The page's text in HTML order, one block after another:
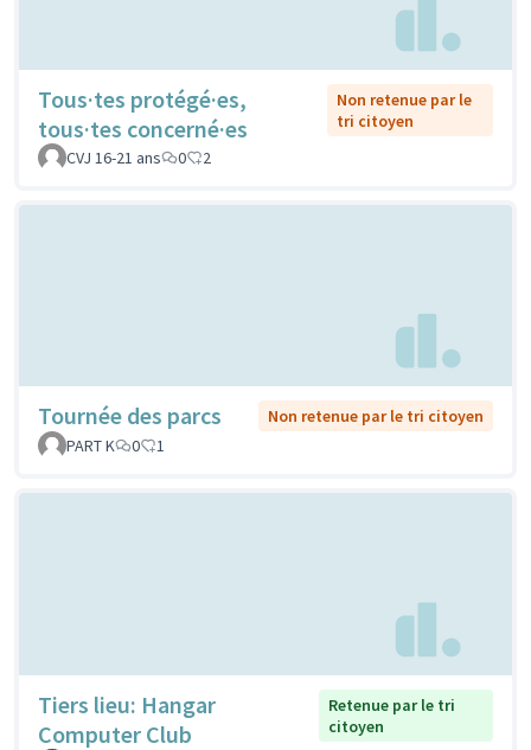
Tous·tes protégé·es,
tous·tes concerné·es
Non retenue par le
tri citoyen
CVJ 16-21 ans
0 2
Tournée des parcs
Non retenue par le tri citoyen
PART K
0 1
Tiers lieu: Hangar
Computer Club
Retenue par le tri
citoyen